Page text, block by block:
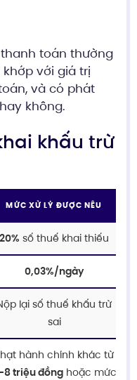
toán thường
với giá trị
và có phát
không.
khấu trừ
MỨC XỬ LÝ ĐƯỢC NÊU
20% số thuế khai thiếu
0,03%/ngày
lại số thuế khấu trừ
sai
hành chính khác từ
8 triệu đồnghoặc mức